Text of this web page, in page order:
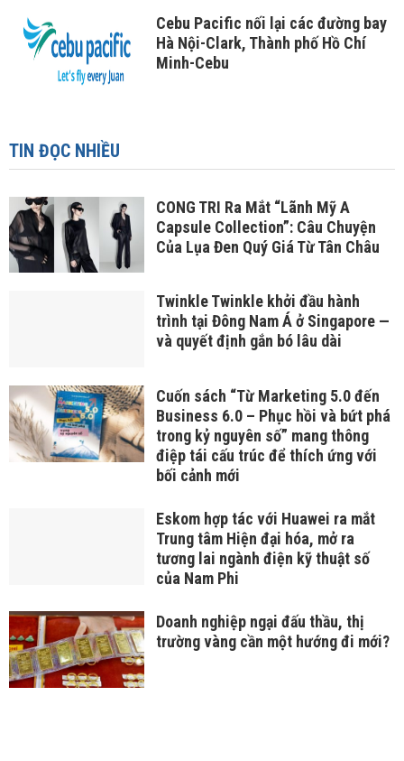
Cebu Pacific nối lại các đường bay
Hà Nội-Clark, Thành phố Hồ Chí
Minh-Cebu
TIN ĐỌC NHIỀU
CONG TRI Ra Mắt “Lãnh Mỹ A
Capsule Collection”: Câu Chuyện
Của Lụa Đen Quý Giá Từ Tân Châu
Twinkle Twinkle khởi đầu hành
trình tại Đông Nam Á ở Singapore —
và quyết định gắn bó lâu dài
Cuốn sách “Từ Marketing 5.0 đến
Business 6.0 – Phục hồi và bứt phá
trong kỷ nguyên số” mang thông
điệp tái cấu trúc để thích ứng với
bối cảnh mới
Eskom hợp tác với Huawei ra mắt
Trung tâm Hiện đại hóa, mở ra
tương lai ngành điện kỹ thuật số
của Nam Phi
Doanh nghiệp ngại đấu thầu, thị
trường vàng cần một hướng đi mới?